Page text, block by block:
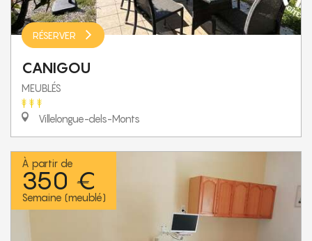
RÉSERVER
CANIGOU
MEUBLÉS
Villelongue-dels-Monts
À partir de
350 €
Semaine (meublé)